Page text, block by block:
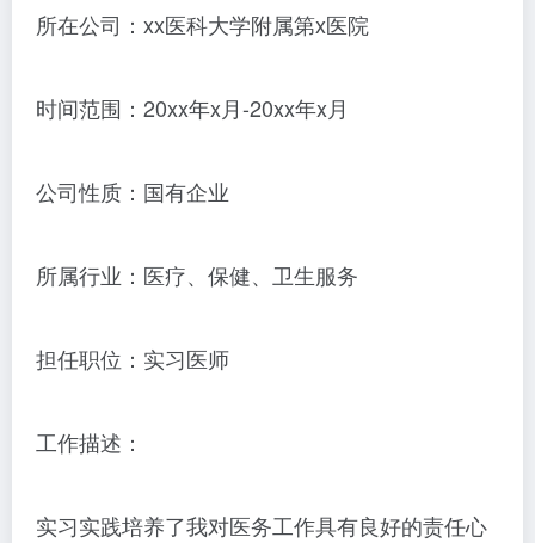
所在公司：xx医科大学附属第x医院
时间范围：20xx年x月-20xx年x月
公司性质：国有企业
所属行业：医疗、保健、卫生服务
担任职位：实习医师
工作描述：
实习实践培养了我对医务工作具有良好的责任心